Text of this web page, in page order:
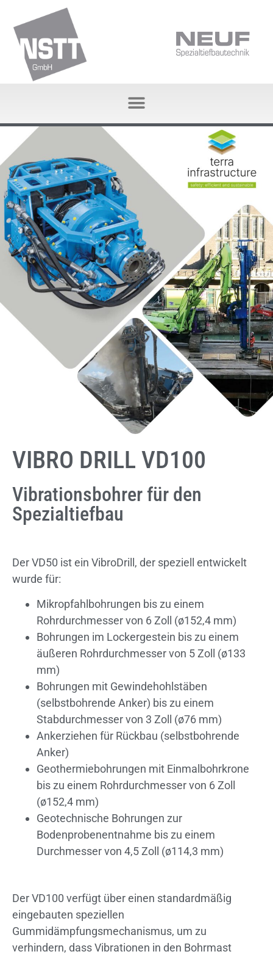
VIBRO DRILL VD100
Vibrationsbohrer für den
Spezialtiefbau
Der VD50 ist ein VibroDrill, der speziell entwickelt
wurde für:
Mikropfahlbohrungen bis zu einem
Rohrdurchmesser von 6 Zoll (ø152,4 mm)
Bohrungen im Lockergestein bis zu einem
äußeren Rohrdurchmesser von 5 Zoll (ø133
mm)
Bohrungen mit Gewindehohlstäben
(selbstbohrende Anker) bis zu einem
Stabdurchmesser von 3 Zoll (ø76 mm)
Ankerziehen für Rückbau (selbstbohrende
Anker)
Geothermiebohrungen mit Einmalbohrkrone
bis zu einem Rohrdurchmesser von 6 Zoll
(ø152,4 mm)
Geotechnische Bohrungen zur
Bodenprobenentnahme bis zu einem
Durchmesser von 4,5 Zoll (ø114,3 mm)
Der VD100 verfügt über einen standardmäßig
eingebauten speziellen
Gummidämpfungsmechanismus, um zu
verhindern, dass Vibrationen in den Bohrmast